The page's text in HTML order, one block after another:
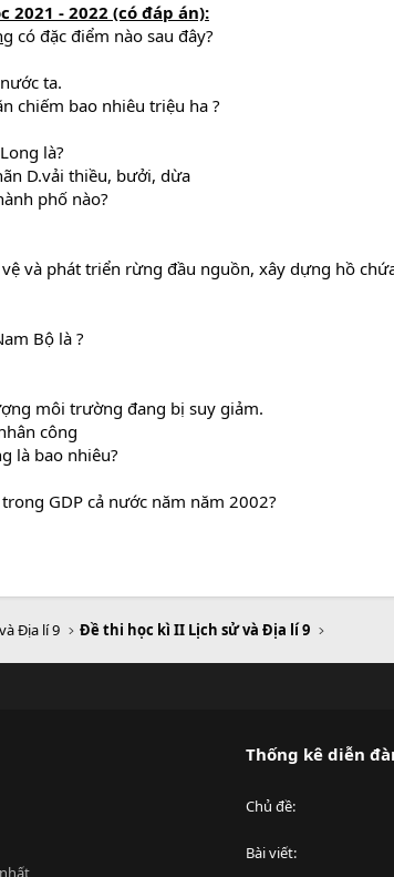
- 2022 (có đáp án):
có đặc điểm nào sau đây?
ta.
chiếm bao nhiêu triệu ha ?
là?
D.vải thiều, bưởi, dừa
phố nào?
và phát triển rừng đầu nguồn, xây dựng hồ
Bộ là ?
môi trường đang bị suy giảm.
công
là bao nhiêu?
GDP cả nước năm năm 2002?
Địa lí 9 Đề thi học kì II Lịch sử và Địa lí 9
Thống kê diễn
Chủ đề
Bài viết